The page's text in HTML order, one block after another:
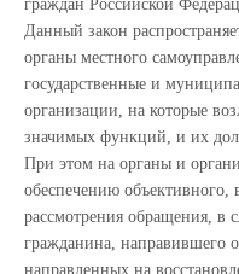
граждан Российской
Данный закон
органы местного
государственные и
организации, на которые
значимых функций, и их
При этом на органы и
обеспечению объективного,
рассмотрения обращения, в
гражданина, направившего
направленных на